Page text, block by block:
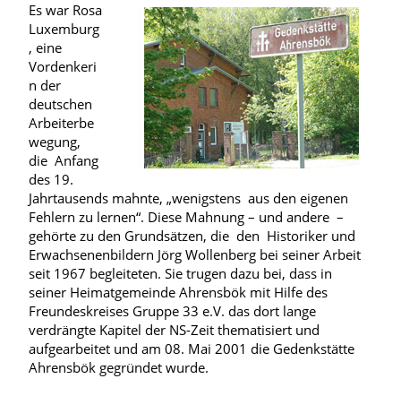
Es war Rosa
Luxemburg
, eine
Vordenkeri
n der
deutschen
Arbeiterbe
wegung,
die Anfang
des 19.
Jahrtausends mahnte, „wenigstens aus den eigenen
Fehlern zu lernen“. Diese Mahnung – und andere –
gehörte zu den Grundsätzen, die den Historiker und
Erwachsenenbildern Jörg Wollenberg bei seiner Arbeit
seit 1967 begleiteten. Sie trugen dazu bei, dass in
seiner Heimatgemeinde Ahrensbök mit Hilfe des
Freundeskreises Gruppe 33 e.V. das dort lange
verdrängte Kapitel der NS-Zeit thematisiert und
aufgearbeitet und am 08. Mai 2001 die Gedenkstätte
Ahrensbök gegründet wurde.